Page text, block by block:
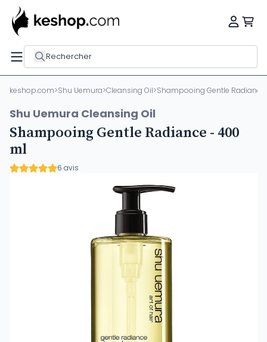
Rechercher
keshop.com>Shu Uemura>Cleansing Oil>Shampooing Gentle
Shu Uemura Cleansing Oil
Shampooing Gentle Radiance - 400
ml
6 avis